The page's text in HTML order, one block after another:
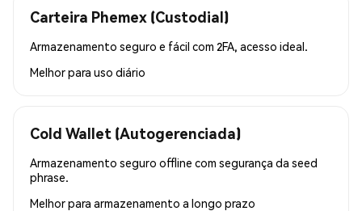
Carteira Phemex (Custodial)
Armazenamento seguro e fácil com 2FA, acesso ideal.
Melhor para uso diário
Cold Wallet (Autogerenciada)
Armazenamento seguro offline com segurança da seed
phrase.
Melhor para armazenamento a longo prazo